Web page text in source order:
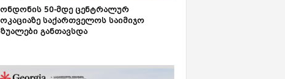
50-მდე ცენტრალურ
საქართველოს საიმიჯო
განთავსდა